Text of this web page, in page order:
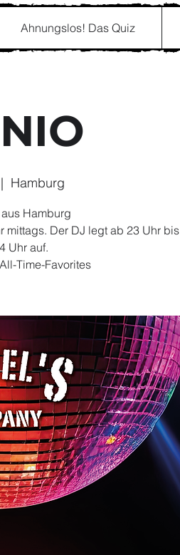
Ahnungslos! Das Quiz
Hamburg
Hamburg
mittags. Der DJ legt ab 23 Uhr bis
Uhr auf.
Time-Favorites